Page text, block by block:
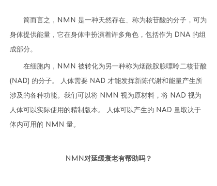
简而言之，NMN 是一种天然存在、称为核苷酸的分子，可为
身体提供能量，它在身体中扮演着许多角色，包括作为 DNA 的组
成部分。
在细胞内，NMN 被转化为另一种称为烟酰胺腺嘌呤二核苷酸
(NAD) 的分子。 人体需要 NAD 才能发挥新陈代谢和能量产生所
涉及的各种功能。我们可以将 NMN 视为原材料，将 NAD 视为
人体可以实际使用的精制版本。 人体可以产生的 NAD 量取决于
体内可用的 NMN 量。
NMN对延缓衰老有帮助吗？